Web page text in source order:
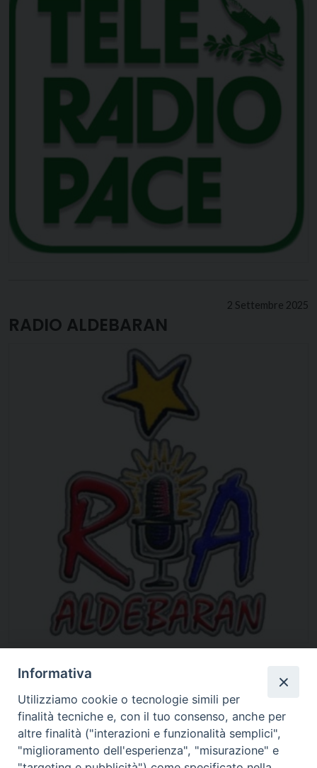
2 Settembre 2025
RADIO ALDEBARAN
Informativa
Utilizziamo cookie o tecnologie simili per
finalità tecniche e, con il tuo consenso, anche per
altre finalità ("interazioni e funzionalità semplici",
"miglioramento dell'esperienza", "misurazione" e